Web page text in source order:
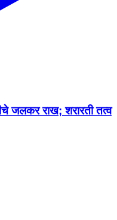
जलकर राख; शरारती तत्व